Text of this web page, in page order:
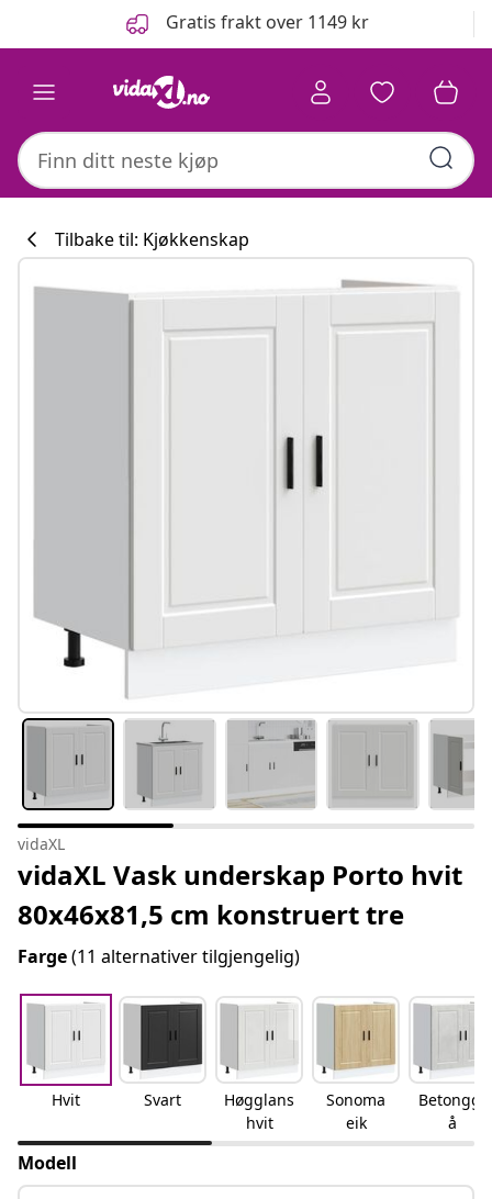
Gratis frakt over 1149 kr
Tilbake til: Kjøkkenskap
vidaXL
vidaXL Vask underskap Porto hvit
80x46x81,5 cm konstruert tre
Farge(11 alternativer tilgjengelig)
Hvit Svart
Høgglans
hvit
Sonoma
eik
Betonggr
å
Modell